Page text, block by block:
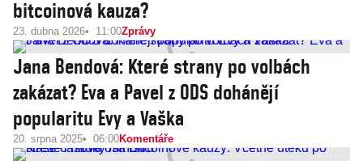
bitcoinová kauza?
23. dubna 2026 11:00Zprávy
Jana Bendová: Které strany po volbách
zakázat? Eva a Pavel z ODS dohánějí
popularitu Evy a Vaška
20. srpna 2025 06:00Komentáře